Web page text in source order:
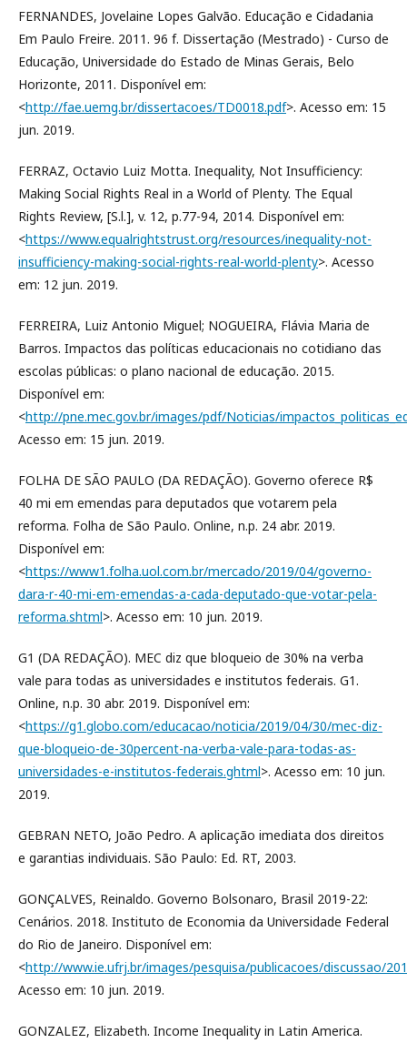
FERNANDES, Jovelaine Lopes Galvão. Educação e Cidadania
Em Paulo Freire. 2011. 96 f. Dissertação (Mestrado) - Curso de
Educação, Universidade do Estado de Minas Gerais, Belo
Horizonte, 2011. Disponível em:
<http://fae.uemg.br/dissertacoes/TD0018.pdf>. Acesso em: 15
jun. 2019.
FERRAZ, Octavio Luiz Motta. Inequality, Not Insufficiency:
Making Social Rights Real in a World of Plenty. The Equal
Rights Review, [S.l.], v. 12, p.77-94, 2014. Disponível em:
<https://www.equalrightstrust.org/resources/inequality-not-
insufficiency-making-social-rights-real-world-plenty>. Acesso
em: 12 jun. 2019.
FERREIRA, Luiz Antonio Miguel; NOGUEIRA, Flávia Maria de
Barros. Impactos das políticas educacionais no cotidiano das
escolas públicas: o plano nacional de educação. 2015.
Disponível em:
<http://pne.mec.gov.br/images/pdf/Noticias/
Acesso em: 15 jun. 2019.
FOLHA DE SÃO PAULO (DA REDAÇÃO). Governo oferece R$
40 mi em emendas para deputados que votarem pela
reforma. Folha de São Paulo. Online, n.p. 24 abr. 2019.
Disponível em:
<https://www1.folha.uol.com.br/mercado/2019/04/governo-
dara-r-40-mi-em-emendas-a-cada-deputado-que-votar-pela-
reforma.shtml>. Acesso em: 10 jun. 2019.
G1 (DA REDAÇÃO). MEC diz que bloqueio de 30% na verba
vale para todas as universidades e institutos federais. G1.
Online, n.p. 30 abr. 2019. Disponível em:
<https://g1.globo.com/educacao/noticia/2019/04/30/mec-diz-
que-bloqueio-de-30percent-na-verba-vale-para-todas-as-
universidades-e-institutos-federais.ghtml>. Acesso em: 10 jun.
2019.
GEBRAN NETO, João Pedro. A aplicação imediata dos direitos
e garantias individuais. São Paulo: Ed. RT, 2003.
GONÇALVES, Reinaldo. Governo Bolsonaro, Brasil 2019-22:
Cenários. 2018. Instituto de Economia da Universidade Federal
do Rio de Janeiro. Disponível em:
<http://www.ie.ufrj.br/images/pesquisa/publicacoes/discussao/
Acesso em: 10 jun. 2019.
GONZALEZ, Elizabeth. Income Inequality in Latin America.